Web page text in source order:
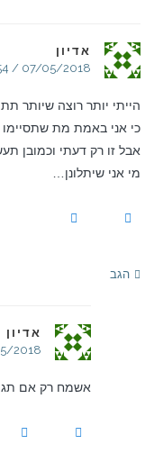
אדיון
07/05/2018 / 08:54
הייתי יותר רוצה שיותר
כי אני באמת מת שתסיימו
אבל זו רק דעתי וכמובן
מי אני שיתלונן…
הגב
אדיון
/ 11:15
אשמח רק אם